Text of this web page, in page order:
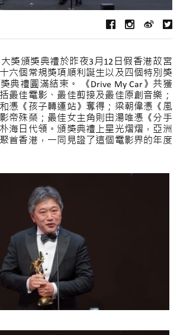
獎頒獎典禮於昨夜3月12日假香港故宮
六個常規獎項順利誕生以及四個特別獎
典禮圓滿結束。 《Drive My Car》共獲
最佳電影、最佳剪接及最佳原創音樂；
憑《孩子轉運站》奪得；梁朝偉憑《風
帝殊榮；最佳女主角則由湯唯憑《分手
海日代領。頒獎典禮上星光熠熠，亞洲
首香港，一同見證了這個電影界的年度